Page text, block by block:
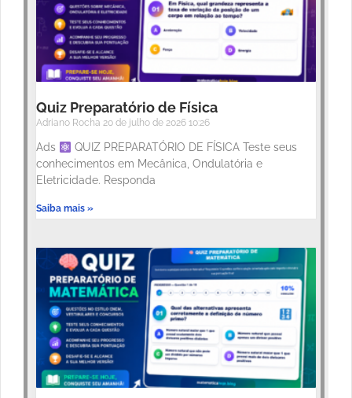
Quiz Preparatório de Física
Adriano Rocha 20 de julho de 2026 10:26
Ads
QUIZ PREPARATÓRIO DE FÍSICA Teste seus
conhecimentos em Mecânica, Ondulatória e
Eletricidade. Responda
Saiba mais »